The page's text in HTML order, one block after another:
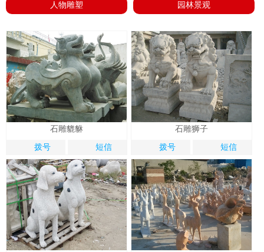
人物雕塑 园林景观
石雕貔貅
拨号 短信
石雕狮子
拨号 短信